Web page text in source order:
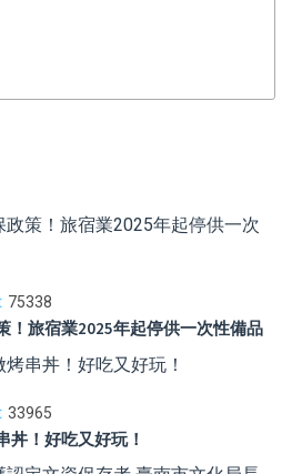
75338
！旅宿業2025年起停供一次性備品
33965
丼！好吃又好玩！